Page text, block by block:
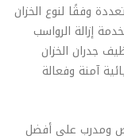
وفقًا لنوع الخزان
إزالة الرواسب
جدران الخزان
آمنة وفعالة
ومدرب على أفضل